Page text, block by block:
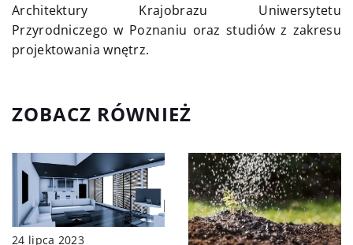
Architektury Krajobrazu Uniwersytetu
Przyrodniczego w Poznaniu oraz studiów z zakresu
projektowania wnętrz.
ZOBACZ RÓWNIEŻ
24 lipca 2023